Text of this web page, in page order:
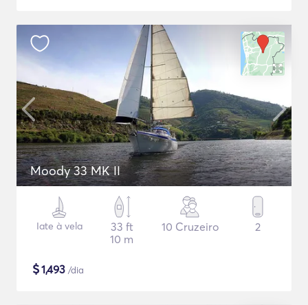
Moody 33 MK II
Iate à vela
33 ft
10 m
10 Cruzeiro 2
$1,493 /dia